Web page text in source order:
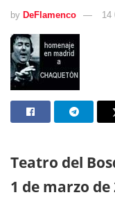
by DeFlamenco 14
Teatro del
1 de marzo de